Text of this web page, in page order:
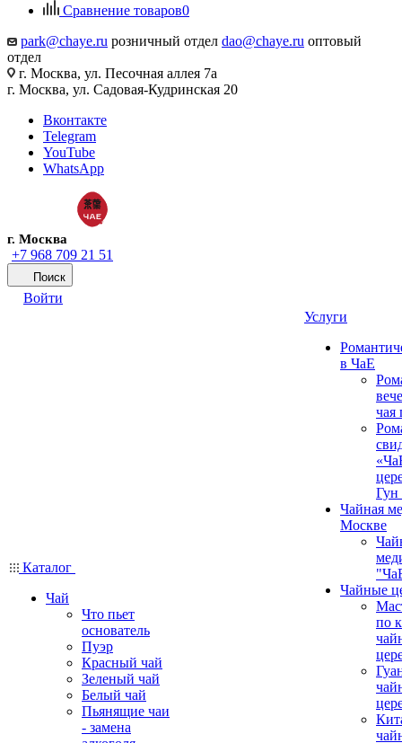
Сравнение товаров0
park@chaye.ru розничный отдел dao@chaye.ru оптовый
отдел
г. Москва, ул. Песочная аллея 7а
г. Москва, ул. Садовая-Кудринская 20
Вконтакте
Telegram
YouTube
WhatsApp
г. Москва
+7 968 709 21 51
Поиск
Войти
Каталог
Чай
Что пьет
основатель
Пуэр
Красный чай
Зеленый чай
Белый чай
Пьянящие чаи
- замена
Услуги
в ЧаЕ
Чайная
Москве
Чайные
по